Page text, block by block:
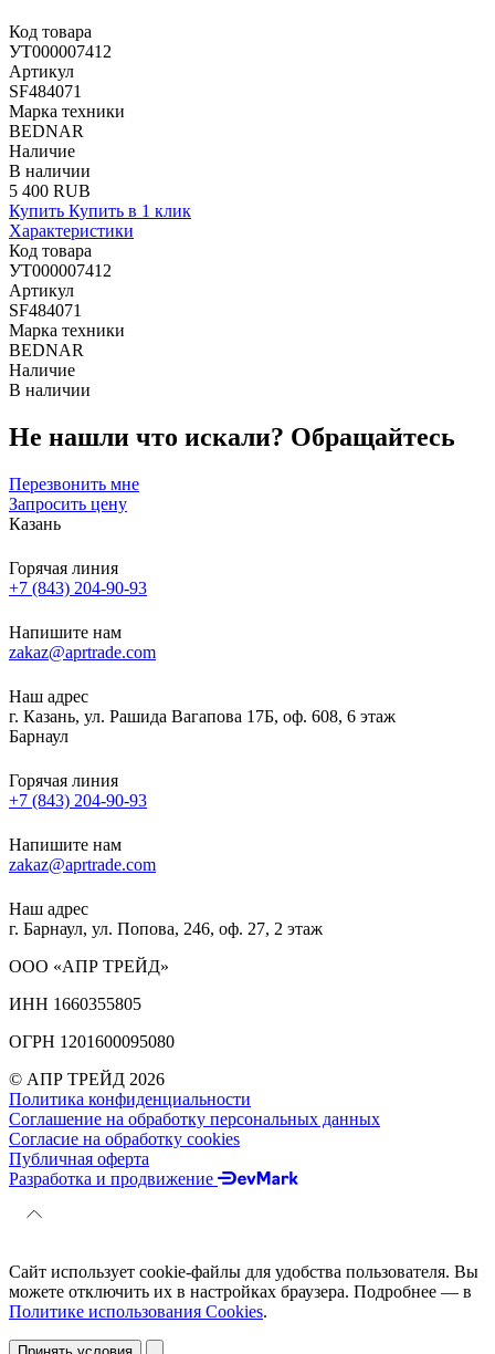
Код товара
УТ000007412
Артикул
SF484071
Марка техники
BEDNAR
Наличие
В наличии
5 400 RUB
Купить Купить в 1 клик
Характеристики
Код товара
УТ000007412
Артикул
SF484071
Марка техники
BEDNAR
Наличие
В наличии
Не нашли что искали? Обращайтесь
Перезвонить мне
Запросить цену
Казань
Горячая линия
+7 (843) 204-90-93
Напишите нам
zakaz@aprtrade.com
Наш адрес
г. Казань, ул. Рашида Вагапова 17Б, оф. 608, 6 этаж
Барнаул
Горячая линия
+7 (843) 204-90-93
Напишите нам
zakaz@aprtrade.com
Наш адрес
г. Барнаул, ул. Попова, 246, оф. 27, 2 этаж
ООО «АПР ТРЕЙД»
ИНН 1660355805
ОГРН 1201600095080
© АПР ТРЕЙД 2026
Политика конфиденциальности
Соглашение на обработку персональных данных
Согласие на обработку cookies
Публичная оферта
Разработка и продвижение
Сайт использует cookie-файлы для удобства пользователя. Вы
можете отключить их в настройках браузера. Подробнее — в
Политике использования Cookies.